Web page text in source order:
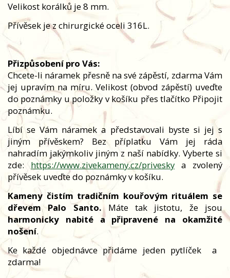
Velikost korálků je 8 mm.
Přívěsek je z chirurgické oceli 316L.
Přizpůsobení pro Vás:
Chcete-li náramek přesně na své zápěstí, zdarma Vám
jej upravím na míru. Velikost (obvod zápěstí) uveďte
do poznámky u položky v košíku přes tlačítko Připojit
poznámku.
Líbí se Vám náramek a představovali byste si jej s
jiným přívěskem? Bez příplatku Vám jej ráda
nahradím jakýmkoliv jiným z naší nabídky. Vyberte si
zde: https://www.zivekameny.cz/priveskya zvolený
přívěsek uveďte do poznámky v košíku.
Kameny čistím tradičním kouřovým rituálem se
dřevem Palo Santo.Máte tak jistotu, že jsou
harmonicky nabité a připravené na okamžité
nošení.
Ke každé objednávce přidáme jeden pytlíček
a
zdarma!